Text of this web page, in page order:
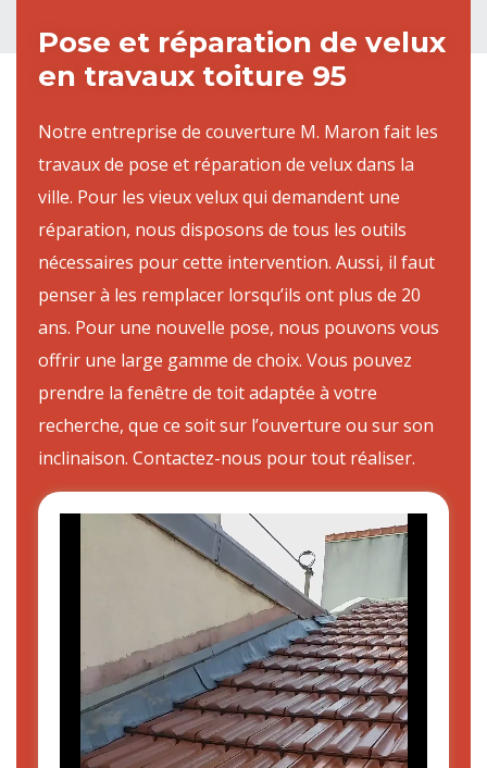
Pose et réparation de velux
en travaux toiture 95
Notre entreprise de couverture M. Maron fait les
travaux de pose et réparation de velux dans la
ville. Pour les vieux velux qui demandent une
réparation, nous disposons de tous les outils
nécessaires pour cette intervention. Aussi, il faut
penser à les remplacer lorsqu’ils ont plus de 20
ans. Pour une nouvelle pose, nous pouvons vous
offrir une large gamme de choix. Vous pouvez
prendre la fenêtre de toit adaptée à votre
recherche, que ce soit sur l’ouverture ou sur son
inclinaison. Contactez-nous pour tout réaliser.